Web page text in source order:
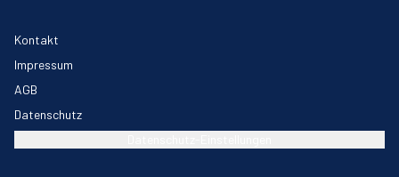
Kontakt
Impressum
AGB
Datenschutz